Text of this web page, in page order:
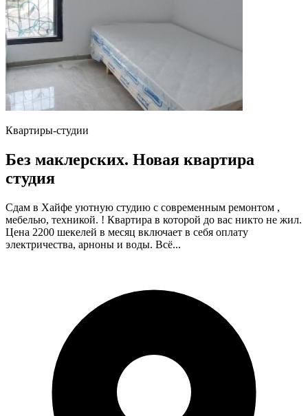
Квартиры-студии
Без маклерских. Новая квартира
студия
Сдам в Хайфе уютную студию с современным ремонтом ,
мебелью, техникой. ! Квартира в которой до вас никто не жил.
Цена 2200 шекелей в месяц включает в себя оплату
электричества, арноны и воды. Всё...